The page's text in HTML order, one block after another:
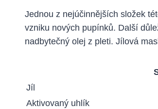
Jednou z nejúčinnějších složek
vzniku nových pupínků. Další
nadbytečný olej z pleti. Jílová
Jíl
Aktivovaný uhlík